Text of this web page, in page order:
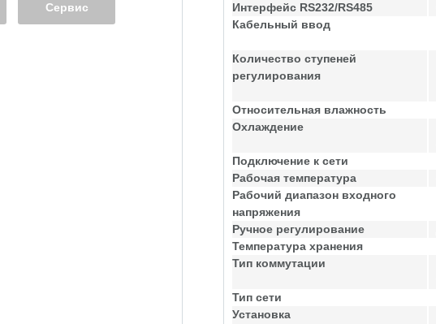
Сервис Интерфейс RS232/RS485
Кабельный ввод
Количество ступеней
регулирования
Относительная влажность
Охлаждение
Подключение к сети
Рабочая температура
Рабочий диапазон входного
напряжения
Ручное регулирование
Температура хранения
Тип коммутации
Тип сети
Установка